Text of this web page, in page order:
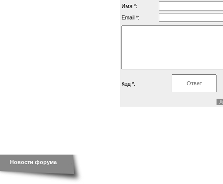
Новости форума
Имя *:
Email *:
Код *: